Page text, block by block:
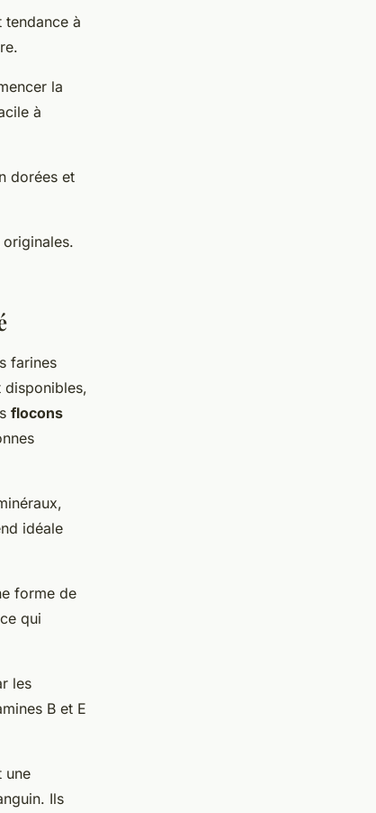
tendance à
la
à
dorées et
farines
disponibles,
flocons
idéale
forme de
qui
les
B et E
une
Ils